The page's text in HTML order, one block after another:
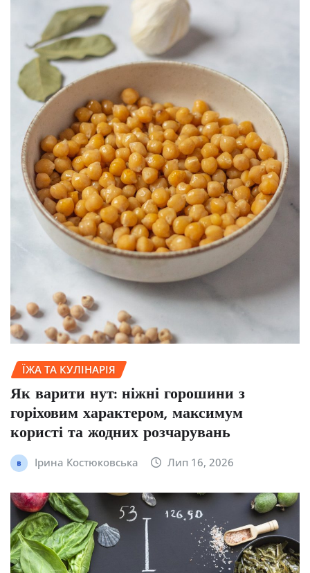
ЇЖА ТА КУЛІНАРІЯ
Як варити нут: ніжні горошини з
горіховим характером, максимум
користі та жодних розчарувань
Ірина Костюковська Лип 16, 2026